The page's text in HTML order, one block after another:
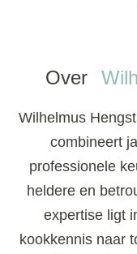
Over
Wilhelmus
combineert
professionele
heldere en
expertise ligt
kookkennis naar